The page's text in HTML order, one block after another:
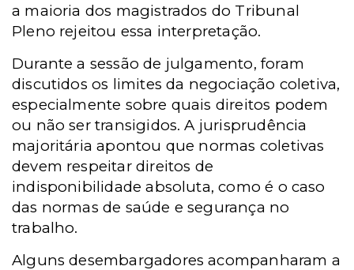
a maioria dos magistrados do Tribunal
Pleno rejeitou essa interpretação.
Durante a sessão de julgamento, foram
discutidos os limites da negociação coletiva,
especialmente sobre quais direitos podem
ou não ser transigidos. A jurisprudência
majoritária apontou que normas coletivas
devem respeitar direitos de
indisponibilidade absoluta, como é o caso
das normas de saúde e segurança no
trabalho.
Alguns desembargadores acompanharam a